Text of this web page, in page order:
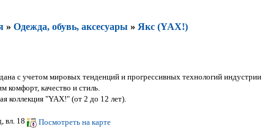
» Одежда, обувь, аксесуары » Якс (YAX!)
с учетом мировых тенденций и прогрессивных технологий
качество и стиль.
коллекция "YAX!" (от 2 до 12 лет).
вл. 18
Посмотреть на карте